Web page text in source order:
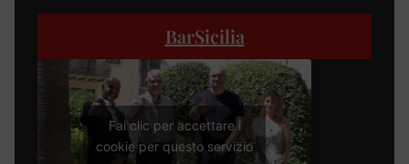
BarSicilia
Fai clic per accettare i
cookie per questo servizio